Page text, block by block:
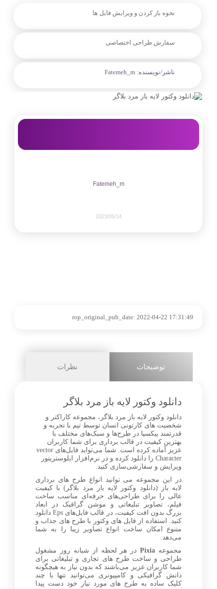
نحوه باز کردن و ویرایش فایل ها
سفارش طراحی اختصاصی
ناشر/نویسنده: Fatemeh_m
Fatemeh_m
2023/05/14
1+
rop_original_pub_date: 2022-04-22 17:31:49
توضیحات نظرات
دانلود وکتور لایه باز مرد بلاگر
دانلود وکتور لایه باز مرد بلاگر، مجموعه کاراکتر و
شخصیت‌ های کارتونی انسان توسط تیم با تجربه و
قدرتمند پیکسیا در طرح‌ها و سبک‌های مختلف با
بهترین کیفیت در قالب برداری برای شما کاربران
عزیز آماده کرده است. شما می‌تواید فایل‌های vector
Character را دانلود کرده و در نرم‌افزار ایلوستریتور
ویرایش و سفارشی‌سازی کنید.
در این مجموعه می توانید انواع طرح های برداری
لایه باز (دانلود وکتور لایه باز مرد بلاگر) با کیفیت
عالی را برای طراحی‌های حرفه‌ای مناسب ساخت
فیلم، تصاویر تبلیغاتی و موشن گرافیک در ابعاد
بزرگ بدون افت کیفیت، در قالب فایل‌های Eps دانلود
کنید. استفاده از فایل های وکتور با طرح های جذاب و
متنوع امکان ساخت انواع تصاویر زیبا را به شما
می‌دهد.
مجموعه Pixia در هر لحظه از شبانه روز مشغول
طراحی و ساخت طرح های تجاری و تبلیغاتی برای
شما کاربران عزیز می‌باشند که بدون نیاز به هیچگونه
دانش گرافیکی و کامپیوتری می‌توانید تنها با چند
کلیک ساده به طرح های مورد نیاز خود دست پیدا